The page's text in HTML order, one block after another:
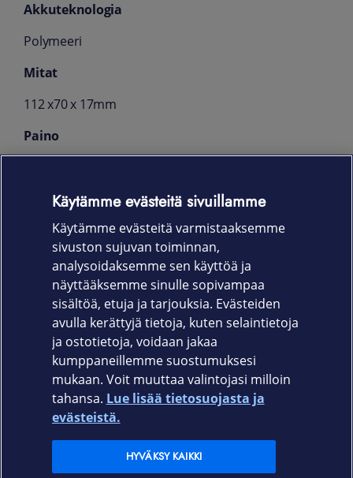
Akkuteknologia
Polymeeri
Mitat
112 x70 x 17mm
Paino
Takuu
12 kk
Tuotekoodi
860-3100
Elisa.fi
Käytämme evästeitä sivuillamme
Käytämme evästeitä varmistaaksemme
sivuston sujuvan toiminnan,
analysoidaksemme sen käyttöä ja
näyttääksemme sinulle sopivampaa
sisältöä, etuja ja tarjouksia. Evästeiden
avulla kerättyjä tietoja, kuten selaintietoja
ja ostotietoja, voidaan jakaa
kumppaneillemme suostumuksesi
mukaan. Voit muuttaa valintojasi milloin
tahansa. Lue lisää tietosuojasta ja
evästeistä.
HYVÄKSY KAIKKI